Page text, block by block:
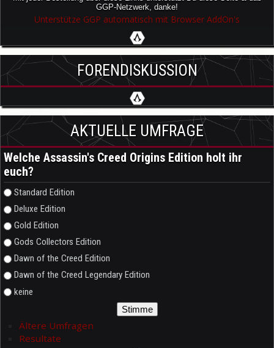
GGP-Netzwerk, danke!
Unterstütze GGP automatisch mit Browser AddOn's
FORENDISKUSSION
AKTUELLE UMFRAGE
Welche Assassin's Creed Origins Edition holt ihr
euch?
Auswahlmöglichkeiten
Standard Edition
Deluxe Edition
Gold Edition
Gods Collectors Edition
Dawn of the Creed Edition
Dawn of the Creed Legendary Edition
keine
Ältere Umfragen
Resultate